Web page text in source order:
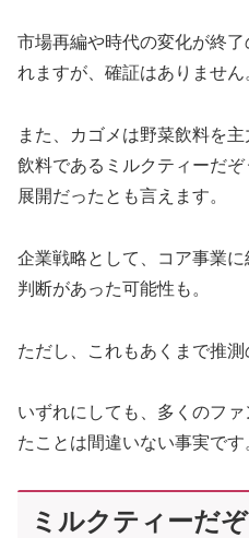
市場再編や時代の変化が終
れますが、確証はありません
また、カゴメは野菜飲料を
飲料であるミルクティーだ
展開だったとも言えます。
企業戦略として、コア事業
判断があった可能性も。
ただし、これもあくまで推測
いずれにしても、多くのフ
たことは間違いない事実です
ミルクティーだ